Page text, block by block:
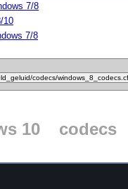
7/8
10
7/8
10 codecs